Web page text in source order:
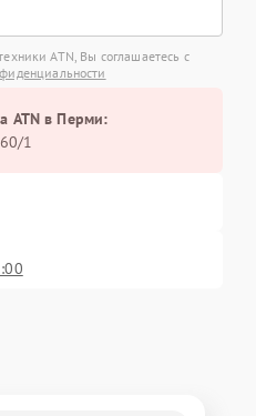
ATN, Вы соглашаетесь с
ATN в Перми:
1